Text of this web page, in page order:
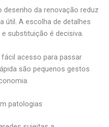
desenho da renovação reduz
útil. A escolha de detalhes
substituição é decisiva.
acesso para passar
são pequenos gestos
patologias